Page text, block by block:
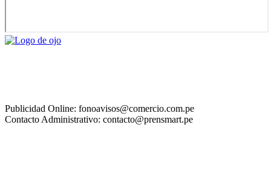
Publicidad Online: fonoavisos@comercio.com.pe
Contacto Administrativo: contacto@prensmart.pe